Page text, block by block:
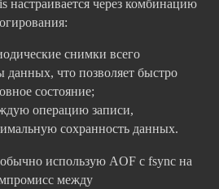
настраивается через комбинацию
снимки всего
данных, что позволяет быстро
состояние;
операцию записи,
сохранность данных.
использую AOF с fsync на
между